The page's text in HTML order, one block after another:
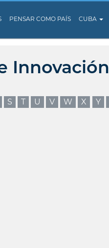
PENSAR COMO PAÍS CUBA
Innovación
S T U V W X Y